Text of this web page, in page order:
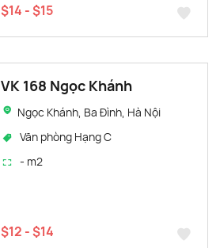
$14 - $15
VK 168 Ngọc Khánh
Ngọc Khánh, Ba Đình, Hà Nội
Văn phòng Hạng C
- m2
$12 - $14